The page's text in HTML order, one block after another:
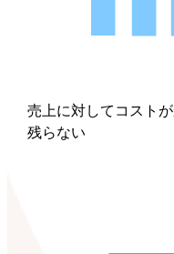
売上に対してコスト
残らない